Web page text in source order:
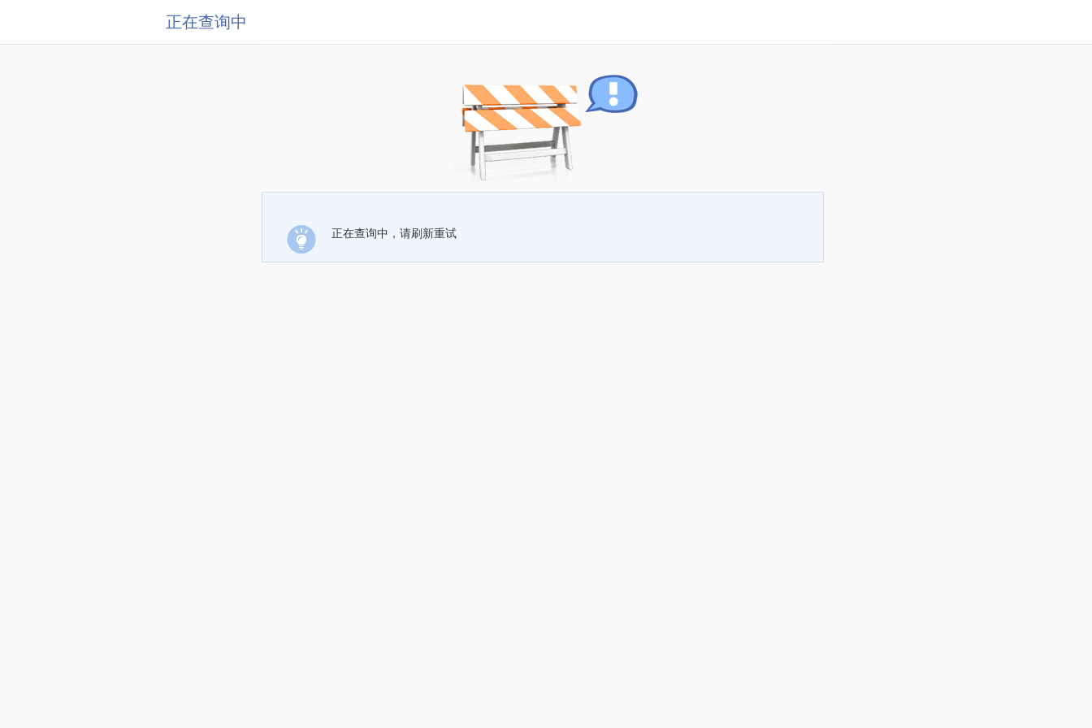
正在查询中
正在查询中，请刷新重试